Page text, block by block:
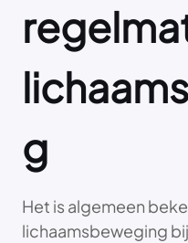
g
Het is algemeen
lichaamsbeweging